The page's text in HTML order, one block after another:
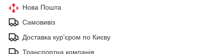
Нова Пошта
Самовивіз
Доставка кур'єром по Києву
Транспортна компанія